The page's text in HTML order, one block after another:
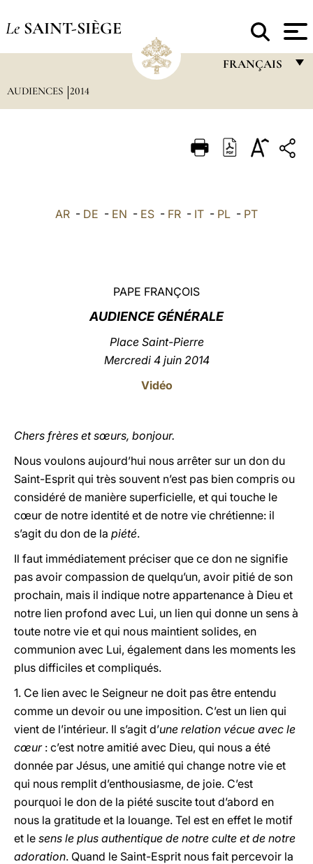
Le SAINT-SIÈGE
FRANÇAIS
ITALIANO
中文
AUDIENCES 2014
AR - DE - EN - ES - FR - IT - PL - PT
PAPE FRANÇOIS
AUDIENCE GÉNÉRALE
Place Saint-Pierre
Mercredi 4 juin 2014
Vidéo
Chers frères et sœurs, bonjour.
Nous voulons aujourd’hui nous arrêter sur un don du
Saint-Esprit qui très souvent n’est pas bien compris ou
considéré de manière superficielle, et qui touche le
cœur de notre identité et de notre vie chrétienne: il
s’agit du don de la piété.
Il faut immédiatement préciser que ce don ne signifie
pas avoir compassion de quelqu’un, avoir pitié de son
prochain, mais il indique notre appartenance à Dieu et
notre lien profond avec Lui, un lien qui donne un sens à
toute notre vie et qui nous maintient solides, en
communion avec Lui, également dans les moments les
plus difficiles et compliqués.
1. Ce lien avec le Seigneur ne doit pas être entendu
comme un devoir ou une imposition. C’est un lien qui
vient de l’intérieur. Il s’agit d’une relation vécue avec le
cœur : c’est notre amitié avec Dieu, qui nous a été
donnée par Jésus, une amitié qui change notre vie et
qui nous remplit d’enthousiasme, de joie. C’est
pourquoi le don de la piété suscite tout d’abord en
nous la gratitude et la louange. Tel est en effet le motif
et le sens le plus authentique de notre culte et de notre
adoration. Quand le Saint-Esprit nous fait percevoir la